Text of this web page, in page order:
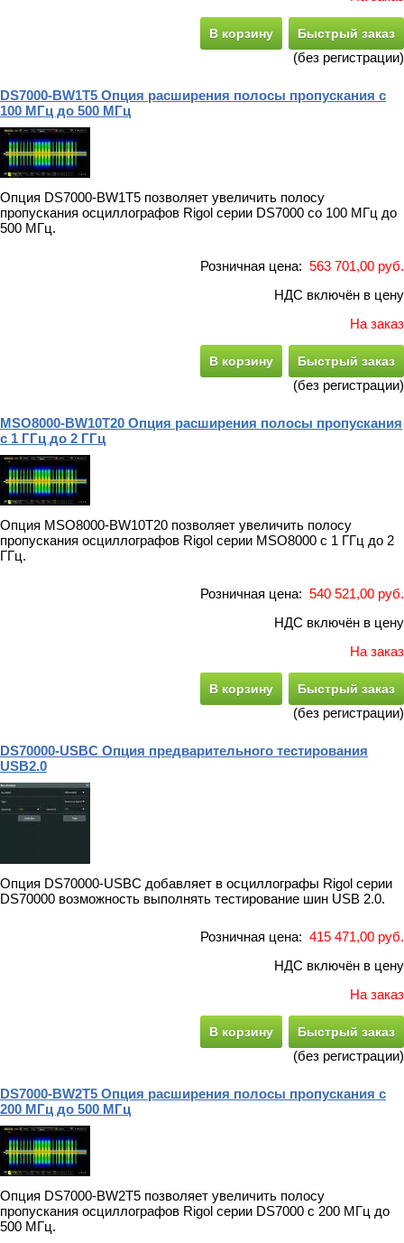
В корзину Быстрый заказ
(без регистрации)
DS7000-BW1T5 Опция расширения полосы пропускания с
100 МГц до 500 МГц
Опция DS7000-BW1T5 позволяет увеличить полосу
пропускания осциллографов Rigol серии DS7000 со 100 МГц до
500 МГц.
Розничная цена: 563 701,00 руб.
НДС включён в цену
На заказ
В корзину Быстрый заказ
(без регистрации)
MSO8000-BW10T20 Опция расширения полосы пропускания
с 1 ГГц до 2 ГГц
Опция MSO8000-BW10T20 позволяет увеличить полосу
пропускания осциллографов Rigol серии MSO8000 с 1 ГГц до 2
ГГц.
Розничная цена: 540 521,00 руб.
НДС включён в цену
На заказ
В корзину Быстрый заказ
(без регистрации)
DS70000-USBC Опция предварительного тестирования
USB2.0
Опция DS70000-USBC добавляет в осциллографы Rigol серии
DS70000 возможность выполнять тестирование шин USB 2.0.
Розничная цена: 415 471,00 руб.
НДС включён в цену
На заказ
В корзину Быстрый заказ
(без регистрации)
DS7000-BW2T5 Опция расширения полосы пропускания с
200 МГц до 500 МГц
Опция DS7000-BW2T5 позволяет увеличить полосу
пропускания осциллографов Rigol серии DS7000 с 200 МГц до
500 МГц.